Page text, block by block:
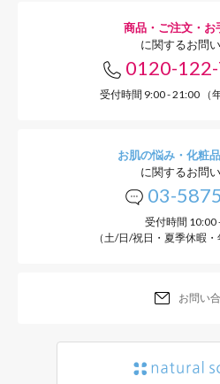
赤ちゃんは
と同じ数あ
く、赤ちゃ
す。
商品・ご注文・お
に関するお問
0120-
受付時間 9:00 - 21:00 （
お肌の悩み・化粧
に関するお問
03-
受付時間 10:00
（土/日/祝日・夏季休暇・
お問い